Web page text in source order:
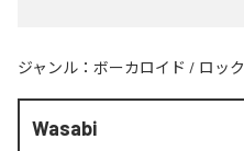
ジャンル： ボーカロイド / ロック
Wasabi